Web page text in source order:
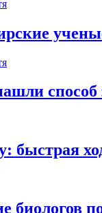
способ
быстрая
биологов